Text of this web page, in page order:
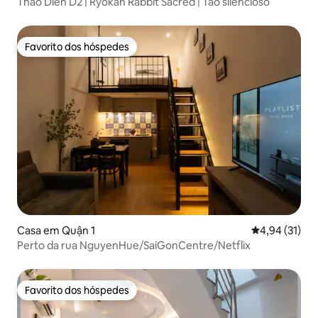
Favorito dos hóspedes
Favorito dos hóspedes
Casa em Quận 1 Classificação
4,94 (31)
Perto da rua NguyenHue/SaiGonCentre/Netflix
Favorito dos hóspedes
Favorito dos hóspedes